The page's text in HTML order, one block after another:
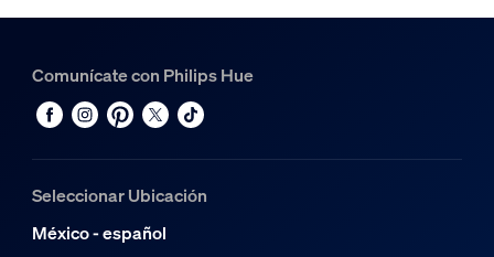
Comunícate con Philips Hue
Seleccionar Ubicación
México - español